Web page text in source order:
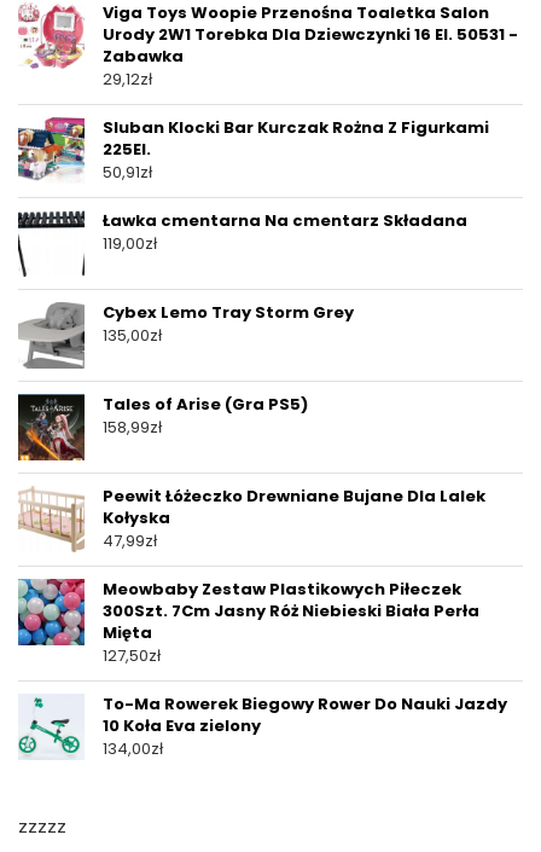
Viga Toys Woopie Przenośna Toaletka Salon
Urody 2W1 Torebka Dla Dziewczynki 16 El. 50531 -
Zabawka
29,12zł
Sluban Klocki Bar Kurczak Rożna Z Figurkami
225El.
50,91zł
Ławka cmentarna Na cmentarz Składana
119,00zł
Cybex Lemo Tray Storm Grey
135,00zł
Tales of Arise (Gra PS5)
158,99zł
Peewit Łóżeczko Drewniane Bujane Dla Lalek
Kołyska
47,99zł
Meowbaby Zestaw Plastikowych Piłeczek
300Szt. 7Cm Jasny Róż Niebieski Biała Perła
Mięta
127,50zł
To-Ma Rowerek Biegowy Rower Do Nauki Jazdy
10 Koła Eva zielony
134,00zł
zzzzz